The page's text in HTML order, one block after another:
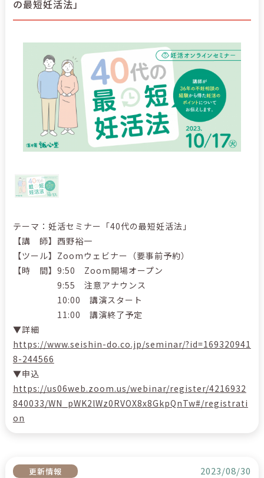
の最短妊活法」
テーマ：妊活セミナー「40代の最短妊活法」
【講 師】西野裕一
【ツール】Zoomウェビナー（要事前予約）
【時 間】9:50 Zoom開場オープン
9:55 注意アナウンス
10:00 講演スタート
11:00 講演終了予定
▼詳細
https://www.seishin-do.co.jp/seminar/?id=169320941
8-244566
▼申込
https://us06web.zoom.us/webinar/register/4216932
840033/WN_pWK2lWz0RVOX8x8GkpQnTw#/registrati
on
更新情報 2023/08/30